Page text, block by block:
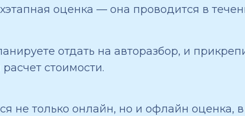
оценка — она проводится в
отдать на авторазбор, и
стоимости.
не только онлайн, но и офлайн оценка, в